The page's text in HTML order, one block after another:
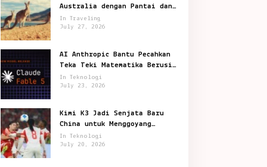
Australia dengan Pantai dan
Satwa Ikonik
In Traveling
July 27, 2026
AI Anthropic Bantu Pecahkan
Teka Teki Matematika Berusia
87 Tahun
In Teknologi
July 23, 2026
Kimi K3 Jadi Senjata Baru
China untuk Menggoyang
Keunggulan AI Amerika
In Teknologi
July 20, 2026